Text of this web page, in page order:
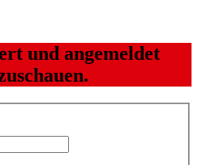
und angemeldet